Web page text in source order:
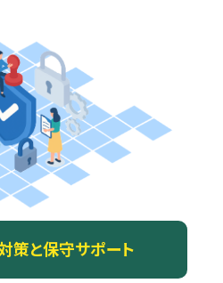
策と保守サポート